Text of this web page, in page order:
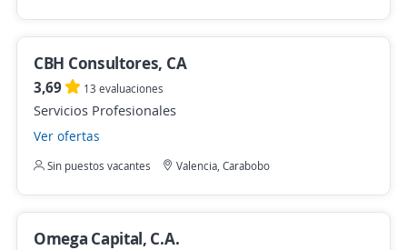
CBH Consultores, CA
3,69 13 evaluaciones
Servicios Profesionales
Ver ofertas
Sin puestos vacantes Valencia, Carabobo
Omega Capital, C.A.